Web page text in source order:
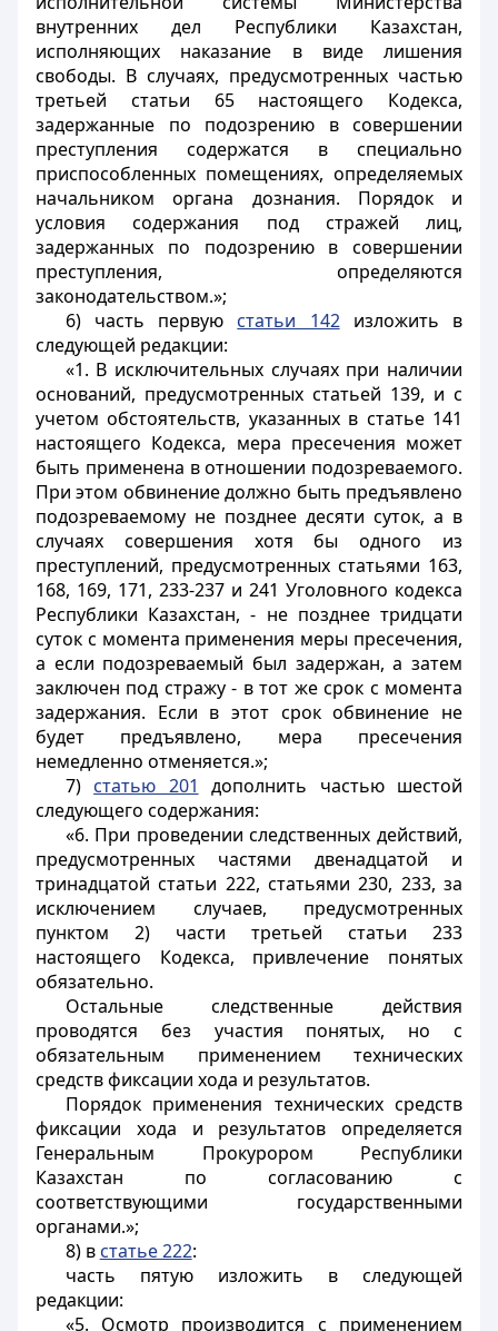
внутренних дел Республики Казахстан,
исполняющих наказание в виде лишения
свободы. В случаях, предусмотренных частью
третьей статьи 65 настоящего Кодекса,
задержанные по подозрению в совершении
преступления содержатся в специально
приспособленных помещениях, определяемых
начальником органа дознания. Порядок и
условия содержания под стражей лиц,
задержанных по подозрению в совершении
преступления, определяются
законодательством.»;
6) часть первую статьи 142изложить в
следующей редакции:
«1. В исключительных случаях при наличии
оснований, предусмотренных статьей 139, и с
учетом обстоятельств, указанных в статье 141
настоящего Кодекса, мера пресечения может
быть применена в отношении подозреваемого.
При этом обвинение должно быть предъявлено
подозреваемому не позднее десяти суток, а в
случаях совершения хотя бы одного из
преступлений, предусмотренных статьями 163,
168, 169, 171, 233-237 и 241 Уголовного кодекса
Республики Казахстан, - не позднее тридцати
суток с момента применения меры пресечения,
а если подозреваемый был задержан, а затем
заключен под стражу - в тот же срок с момента
задержания. Если в этот срок обвинение не
будет предъявлено, мера пресечения
немедленно отменяется.»;
7) статью 201
дополнить частью шестой
следующего содержания:
«6. При проведении следственных действий,
предусмотренных частями двенадцатой и
тринадцатой статьи 222, статьями 230, 233, за
исключением случаев, предусмотренных
пунктом 2) части третьей статьи 233
настоящего Кодекса, привлечение понятых
обязательно.
Остальные следственные действия
проводятся без участия понятых, но с
обязательным применением технических
средств фиксации хода и результатов.
Порядок применения технических средств
фиксации хода и результатов определяется
Генеральным Прокурором Республики
Казахстан по согласованию с
соответствующими государственными
органами.»;
8) в статье 222:
часть пятую изложить в следующей
редакции:
«5. Осмотр производится с применением